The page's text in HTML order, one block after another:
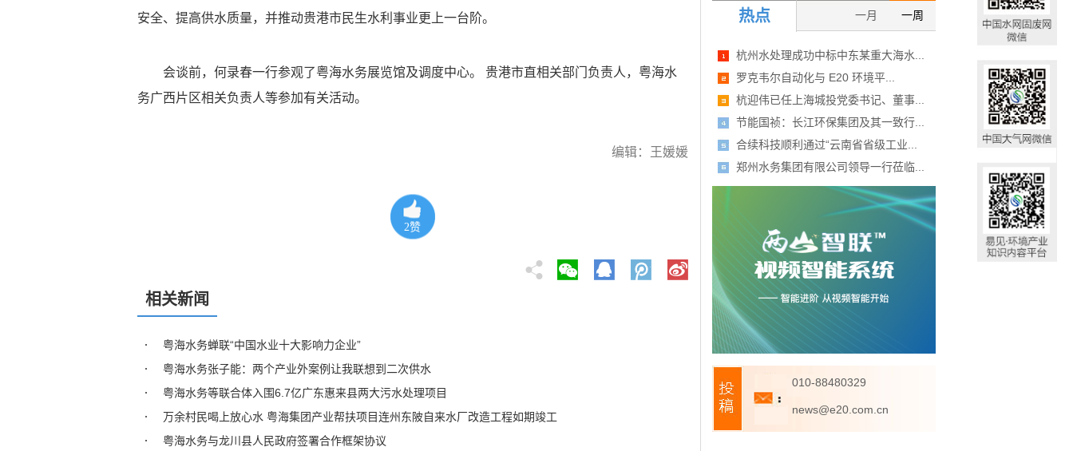
安全、提高供水质量，并推动贵港市民生水利事业更上一台阶。
会谈前，何录春一行参观了粤海水务展览馆及调度中心。 贵港市直相关部门负责人，粤海水
务广西片区相关负责人等参加有关活动。
编辑：王媛媛
2赞
相关新闻
粤海水务蝉联“中国水业十大影响力企业”
粤海水务张子能：两个产业外案例让我联想到二次供水
粤海水务等联合体入围6.7亿广东惠来县两大污水处理项目
万余村民喝上放心水 粤海集团产业帮扶项目连州东陂自来水厂改造工程如期竣工
粤海水务与龙川县人民政府签署合作框架协议
热点 一周
一月
杭州水处理成功中标中东某重大海水...
罗克韦尔自动化与 E20 环境平...
杭迎伟已任上海城投党委书记、董事...
节能国祯：长江环保集团及其一致行...
合续科技顺利通过“云南省省级工业...
郑州水务集团有限公司领导一行莅临...
010-88480329
news@e20.com.cn